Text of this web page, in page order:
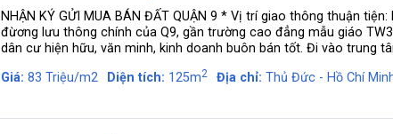
NHẬN KÝ GỬI MUA BÁN ĐẤT QUẬN 9 * Vị trí giao thông thuận
đừơng lưu thông chính của Q9, gần trường cao đẳng mẫu giáo
dân cư hiện hữu, văn minh, kinh doanh buôn bán tốt. Đi vào trung
Giá: 83 Triệu/m2 Diện tích: 125m2 Địa chỉ: Thủ Đức - Hồ Chí